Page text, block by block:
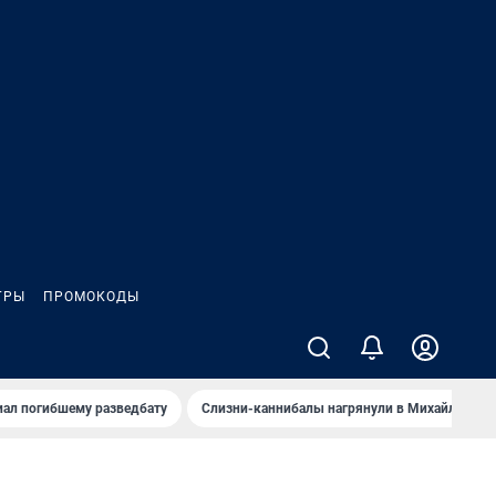
ПРОМОКОДЫ
погибшему разведбату Слизни-каннибалы нагрянули в Михайлов